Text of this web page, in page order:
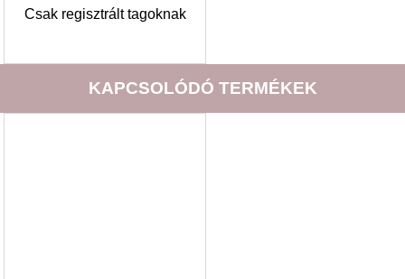
Csak regisztrált tagoknak
KAPCSOLÓDÓ TERMÉKEK